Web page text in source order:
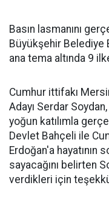
Basın lasmanını
Büyükşehir Belediye
ana tema altında 9
Cumhur ittifakı
Adayı Serdar
yoğun katılımla
Devlet Bahçeli ile
Erdoğan'a hayatının
sayacağını belirten
verdikleri için